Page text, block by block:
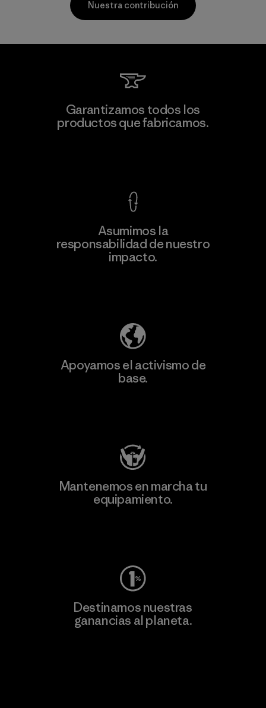
información
Kingwhale Industries Corp.
Material-supplier
Nuestra contribución
Garantizamos todos los
productos que fabricamos.
Asumimos la
responsabilidad de nuestro
impacto.
Apoyamos el activismo de
base.
Mantenemos en marcha tu
equipamiento.
Destinamos nuestras
ganancias al planeta.